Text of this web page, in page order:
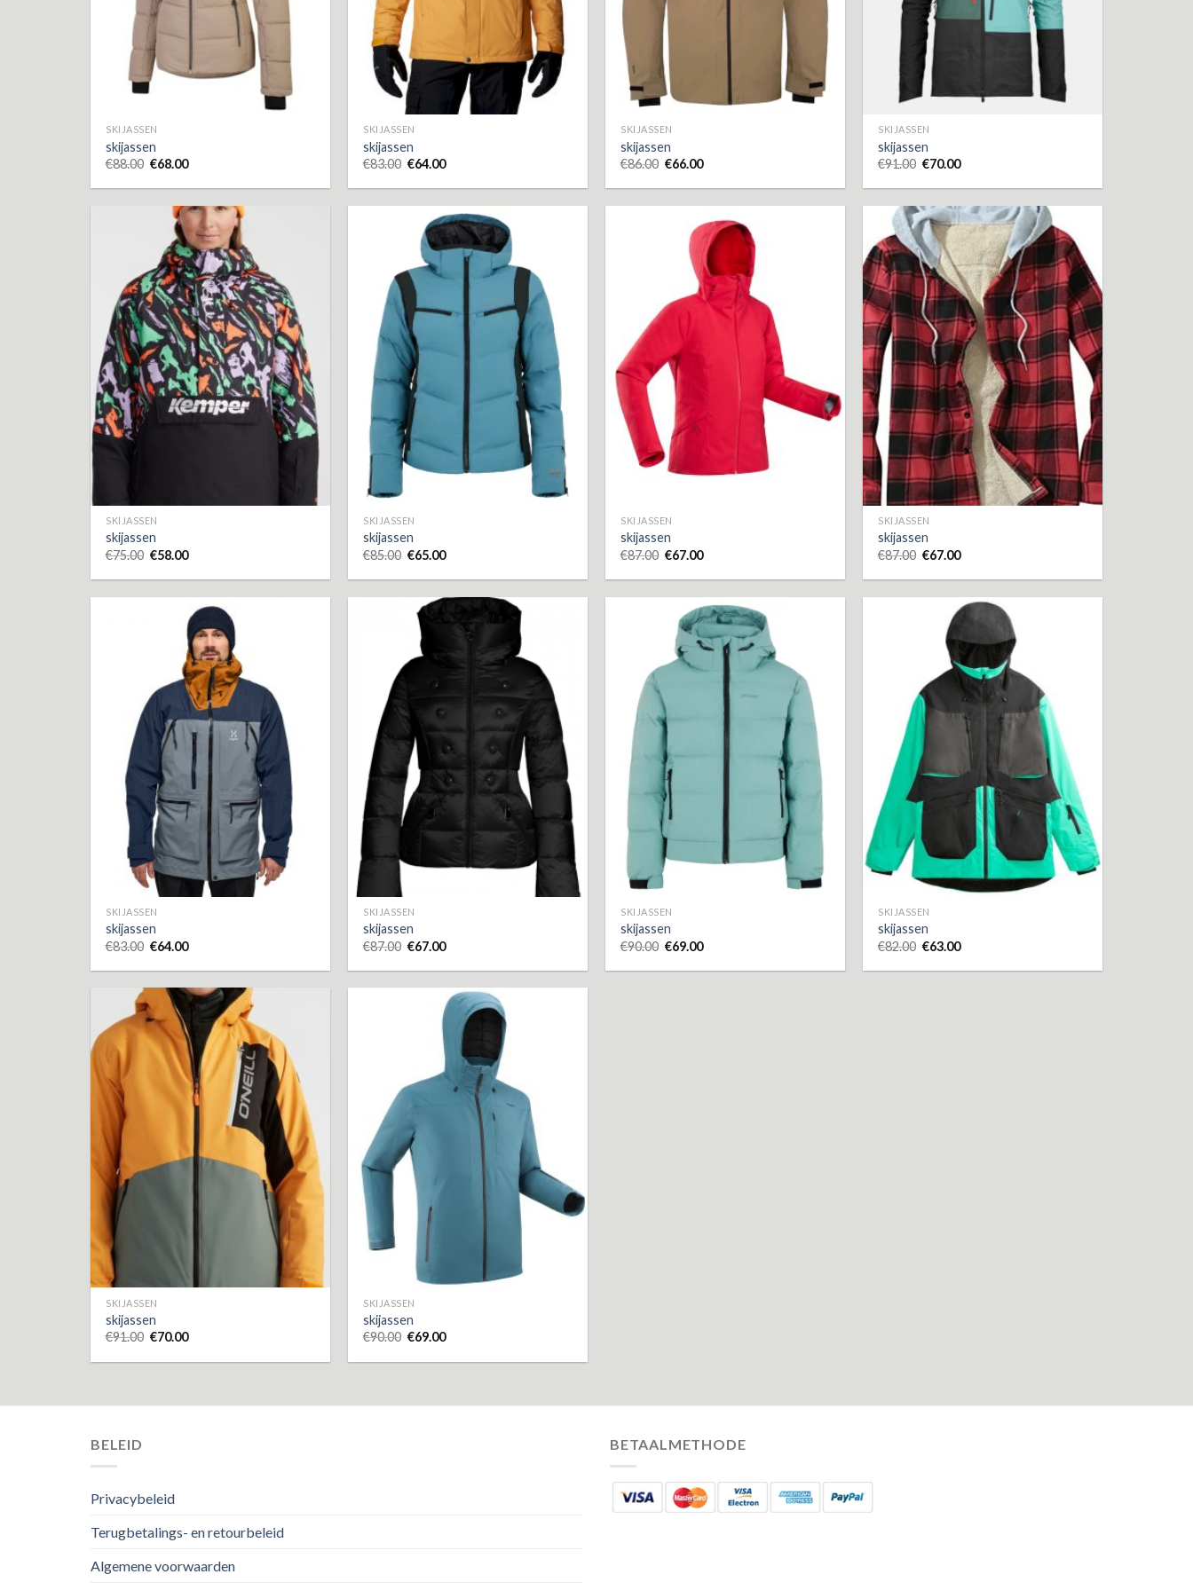
SKIJASSEN
skijassen
€88.00 €68.00
SKIJASSEN
skijassen
€83.00 €64.00
SKIJASSEN
skijassen
€86.00 €66.00
SKIJASSEN
skijassen
€91.00 €70.00
SKIJASSEN
skijassen
€75.00 €58.00
SKIJASSEN
skijassen
€85.00 €65.00
SKIJASSEN
skijassen
€87.00 €67.00
SKIJASSEN
skijassen
€87.00 €67.00
SKIJASSEN
skijassen
€83.00 €64.00
SKIJASSEN
skijassen
€87.00 €67.00
SKIJASSEN
skijassen
€90.00 €69.00
SKIJASSEN
skijassen
€82.00 €63.00
SKIJASSEN
skijassen
€91.00 €70.00
SKIJASSEN
skijassen
€90.00 €69.00
BELEID
Privacybeleid
Terugbetalings- en retourbeleid
Algemene voorwaarden
BETAALMETHODE